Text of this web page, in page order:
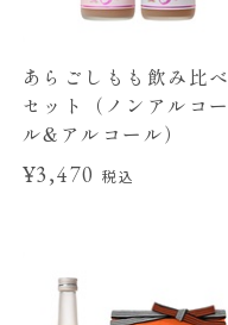
あらごしもも飲み比べ
セット（ノンアルコー
ル&アルコール）
¥3,470税込